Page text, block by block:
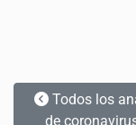
Todos los
de